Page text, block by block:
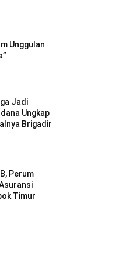
Unggulan
Jadi
Ungkap
Brigadir
Perum
Timur